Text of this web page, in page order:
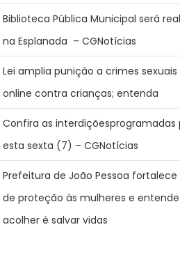
Biblioteca Pública Municipal será
na Esplanada – CGNotícias
Lei amplia punição a crimes sexuais
online contra crianças; entenda
Confira as interdiçõesprogramadas
esta sexta (7) – CGNotícias
Prefeitura de João Pessoa fortalece
de proteção às mulheres e
acolher é salvar vidas